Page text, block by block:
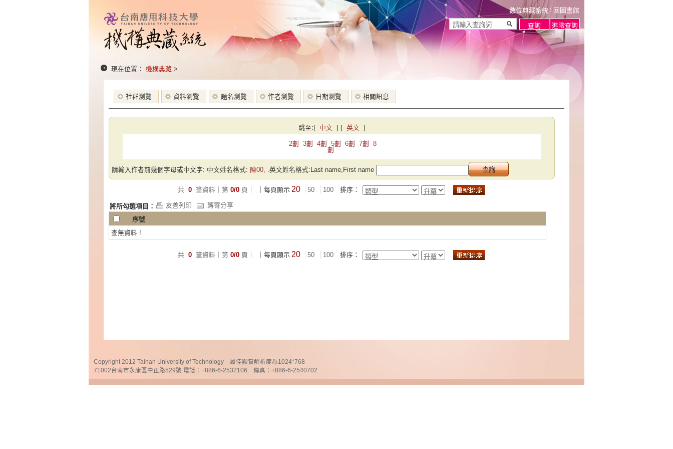
數位典藏系統 回圖書館
現在位置： 機構典藏 >
社群瀏覽 資料瀏覽 題名瀏覽 作者瀏覽 日期瀏覽 相關訊息
跳至: [ 中文 ] [ 英文 ]
2劃 3劃 4劃 5劃 6劃 7劃
8
劃
請輸入作者前幾個字母或中文字: 中文姓名格式: 陳00, .英文姓名格式:Last name,First name
共 0 筆資料｜第 0/0 頁｜ ｜每頁顯示 20 50 100 排序：
將所勾選項目： 友善列印
轉寄分享
序號
查無資料 !
共 0 筆資料｜第 0/0 頁｜ ｜每頁顯示 20 50 100 排序：
Copyright 2012 Tainan University of Technology 最佳觀賞解析度為1024*768
71002台南市永康區中正路529號 電話：+886-6-2532106 傳真：+886-6-2540702